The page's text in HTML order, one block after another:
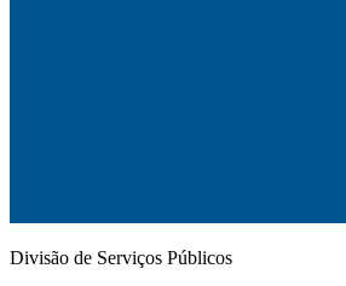
Divisão de Serviços Públicos